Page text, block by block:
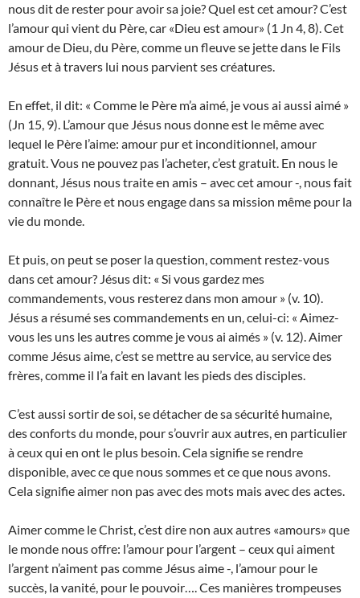
nous dit de rester pour avoir sa joie? Quel est cet amour? C’est
l’amour qui vient du Père, car «Dieu est amour» (1 Jn 4, 8). Cet
amour de Dieu, du Père, comme un fleuve se jette dans le Fils
Jésus et à travers lui nous parvient ses créatures.
En effet, il dit: « Comme le Père m’a aimé, je vous ai aussi aimé »
(Jn 15, 9). L’amour que Jésus nous donne est le même avec
lequel le Père l’aime: amour pur et inconditionnel, amour
gratuit. Vous ne pouvez pas l’acheter, c’est gratuit. En nous le
donnant, Jésus nous traite en amis – avec cet amour -, nous fait
connaître le Père et nous engage dans sa mission même pour la
vie du monde.
Et puis, on peut se poser la question, comment restez-vous
dans cet amour? Jésus dit: « Si vous gardez mes
commandements, vous resterez dans mon amour » (v. 10).
Jésus a résumé ses commandements en un, celui-ci: « Aimez-
vous les uns les autres comme je vous ai aimés » (v. 12). Aimer
comme Jésus aime, c’est se mettre au service, au service des
frères, comme il l’a fait en lavant les pieds des disciples.
C’est aussi sortir de soi, se détacher de sa sécurité humaine,
des conforts du monde, pour s’ouvrir aux autres, en particulier
à ceux qui en ont le plus besoin. Cela signifie se rendre
disponible, avec ce que nous sommes et ce que nous avons.
Cela signifie aimer non pas avec des mots mais avec des actes.
Aimer comme le Christ, c’est dire non aux autres «amours» que
le monde nous offre: l’amour pour l’argent – ceux qui aiment
l’argent n’aiment pas comme Jésus aime -, l’amour pour le
succès, la vanité, pour le pouvoir…. Ces manières trompeuses